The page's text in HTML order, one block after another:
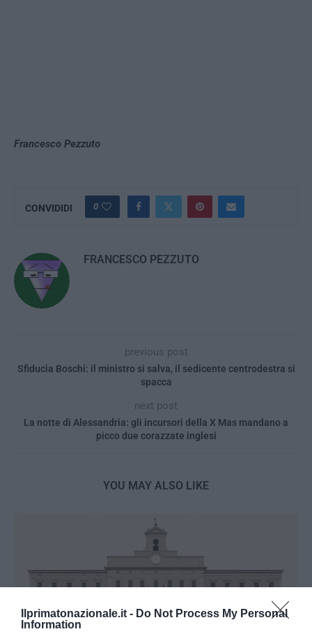
Ilprimatonazionale.it - Do Not Process My Personal
Information
Francesco Pezzuto
CONVIDIDI 0
FRANCESCO PEZZUTO
previous post
Sfiducia Boschi: il ministro si salva, il sedicente centrodestra si
spacca
next post
La notte di Alessandria: gli incursori della X Mas mandano a
picco due corazzate inglesi
YOU MAY ALSO LIKE